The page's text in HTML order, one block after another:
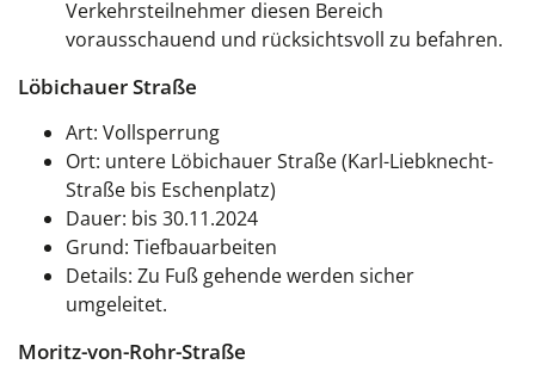
Verkehrsteilnehmer diesen Bereich
vorausschauend und rücksichtsvoll zu befahren.
Löbichauer Straße
Art: Vollsperrung
Ort: untere Löbichauer Straße (Karl-Liebknecht-
Straße bis Eschenplatz)
Dauer: bis 30.11.2024
Grund: Tiefbauarbeiten
Details: Zu Fuß gehende werden sicher
umgeleitet.
Moritz-von-Rohr-Straße